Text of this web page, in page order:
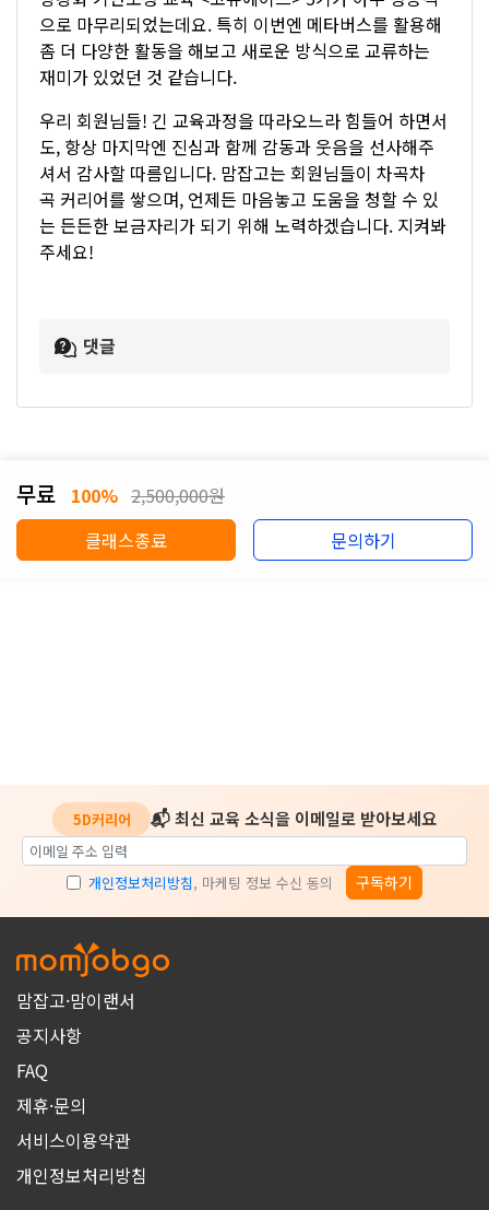
으로 마무리되었는데요. 특히 이번엔 메타버스를 활용해
좀 더 다양한 활동을 해보고 새로운 방식으로 교류하는
재미가 있었던 것 같습니다.
우리 회원님들! 긴 교육과정을 따라오느라 힘들어 하면서
도, 항상 마지막엔 진심과 함께 감동과 웃음을 선사해주
셔서 감사할 따름입니다. 맘잡고는 회원님들이 차곡차
곡 커리어를 쌓으며, 언제든 마음놓고 도움을 청할 수 있
는 든든한 보금자리가 되기 위해 노력하겠습니다. 지켜봐
주세요!
댓글
무료 100% 2,500,000원
클래스종료
문의하기
5D커리어 📬 최신 교육 소식을 이메일로 받아보세요
개인정보처리방침, 마케팅 정보 수신 동의 구독하기
맘잡고·맘이랜서
공지사항
FAQ
제휴·문의
서비스이용약관
개인정보처리방침